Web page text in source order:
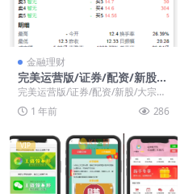
金融理财
完美运营版/证券/配资/新股/
大宗交易/股票/开源/源码/前
端vue【亲测源码】
完美运营版/证券/配资/新股/大宗交
易/股票/开源/源码/前端vue 已经清
理了...1 年前 286
VIP